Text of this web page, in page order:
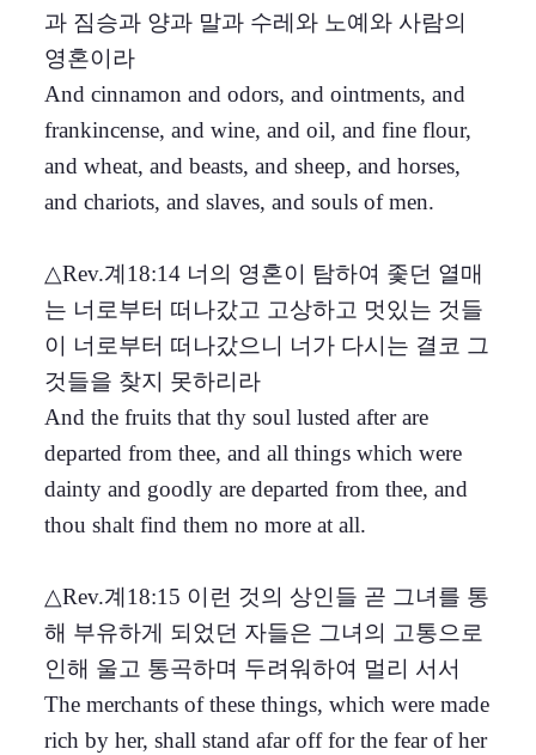
과 짐승과 양과 말과 수레와 노예와 사람의
영혼이라
And cinnamon and odors, and ointments, and
frankincense, and wine, and oil, and fine flour,
and wheat, and beasts, and sheep, and horses,
and chariots, and slaves, and souls of men.
△Rev.계18:14 너의 영혼이 탐하여 좇던 열매
는 너로부터 떠나갔고 고상하고 멋있는 것들
이 너로부터 떠나갔으니 너가 다시는 결코 그
것들을 찾지 못하리라
And the fruits that thy soul lusted after are
departed from thee, and all things which were
dainty and goodly are departed from thee, and
thou shalt find them no more at all.
△Rev.계18:15 이런 것의 상인들 곧 그녀를 통
해 부유하게 되었던 자들은 그녀의 고통으로
인해 울고 통곡하며 두려워하여 멀리 서서
The merchants of these things, which were made
rich by her, shall stand afar off for the fear of her